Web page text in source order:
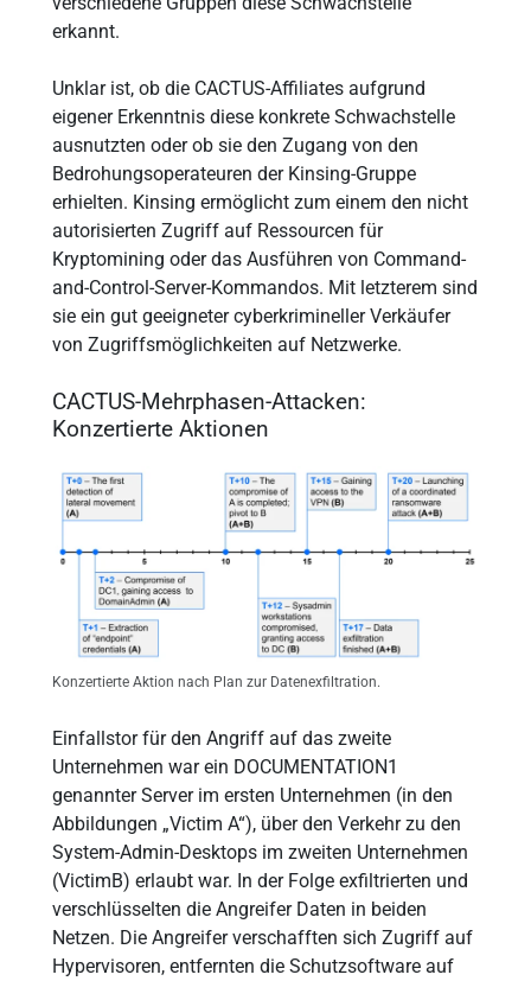
erkannt.
Unklar ist, ob die CACTUS-Affiliates aufgrund
eigener Erkenntnis diese konkrete Schwachstelle
ausnutzten oder ob sie den Zugang von den
Bedrohungsoperateuren der Kinsing-Gruppe
erhielten. Kinsing ermöglicht zum einem den nicht
autorisierten Zugriff auf Ressourcen für
Kryptomining oder das Ausführen von Command-
and-Control-Server-Kommandos. Mit letzterem sind
sie ein gut geeigneter cyberkrimineller Verkäufer
von Zugriffsmöglichkeiten auf Netzwerke.
CACTUS-Mehrphasen-Attacken:
Konzertierte Aktionen
Konzertierte Aktion nach Plan zur Datenexfiltration.
Einfallstor für den Angriff auf das zweite
Unternehmen war ein DOCUMENTATION1
genannter Server im ersten Unternehmen (in den
Abbildungen „Victim A“), über den Verkehr zu den
System-Admin-Desktops im zweiten Unternehmen
(VictimB) erlaubt war. In der Folge exfiltrierten und
verschlüsselten die Angreifer Daten in beiden
Netzen. Die Angreifer verschafften sich Zugriff auf
Hypervisoren, entfernten die Schutzsoftware auf